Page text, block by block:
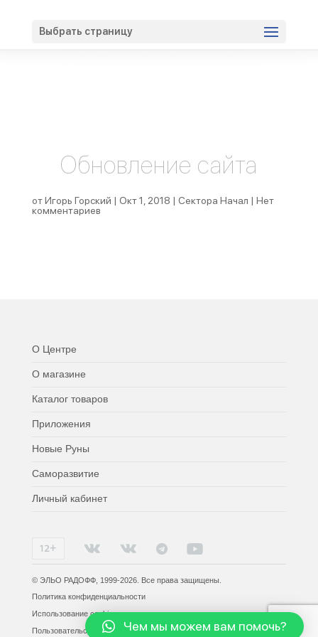
Выбрать страницу
Обновление сайта
отИгорь Горский | Окт 1, 2018 | Сектора Начал | Нет
комментариев
О Центре
О магазине
Каталог товаров
Приложения
Новые Руны
Саморазвитие
Личный кабинет
© ЭЛЬО РАДОФФ, 1999-2026. Все права защищены.
Политика конфиденциальности
Использование cookies
Пользовательское соглашениеЧем мы можем вам помочь?